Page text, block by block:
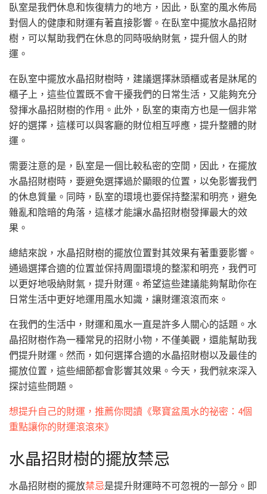
臥室是我們休息和恢復精力的地方，因此，臥室的風水佈局
對個人的健康和財運有著直接影響。在臥室中擺放水晶招財
樹，可以幫助我們在休息的同時吸納財氣，提升個人的財
運。
在臥室中擺放水晶招財樹時，建議選擇牀頭櫃或者是牀尾的
櫃子上，這些位置既不會干擾我們的日常生活，又能夠充分
發揮水晶招財樹的作用。此外，臥室的東南方也是一個非常
好的選擇，這樣可以與客廳的財位相互呼應，提升整體的財
運。
需要注意的是，臥室是一個比較私密的空間，因此，在擺放
水晶招財樹時，要避免選擇過於顯眼的位置，以免影響我們
的休息質量。同時，臥室的環境也要保持整潔和明亮，避免
雜亂和陰暗的角落，這樣才能讓水晶招財樹發揮最大的效
果。
總結來說，水晶招財樹的擺放位置對其效果有著重要影響。
通過選擇合適的位置並保持周圍環境的整潔和明亮，我們可
以更好地吸納財氣，提升財運。希望這些建議能夠幫助你在
日常生活中更好地運用風水知識，讓財運滾滾而來。
在我們的生活中，財運和風水一直是許多人關心的話題。水
晶招財樹作為一種常見的招財小物，不僅美觀，還能幫助我
們提升財運。然而，如何選擇合適的水晶招財樹以及最佳的
擺放位置，這些細節都會影響其效果。今天，我們就來深入
探討這些問題。
想提升自己的財運，推薦你閱讀《聚寶盆風水的祕密：4個
重點讓你的財運滾滾來》
水晶招財樹的擺放禁忌
水晶招財樹的擺放禁忌是提升財運時不可忽視的一部分。即